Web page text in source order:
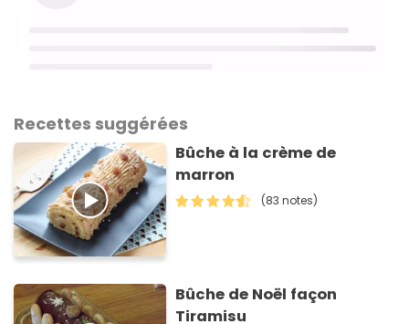
Recettes suggérées
Bûche à la crème de
marron
(83 notes)
Bûche de Noël façon
Tiramisu